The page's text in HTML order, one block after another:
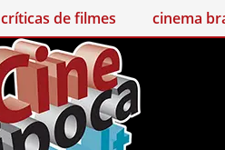
críticas de filmes cinema